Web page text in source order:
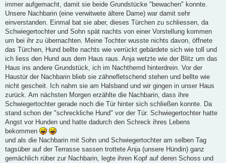
immer aufgemacht, damit sie beide Grundstücke "bewachen" konnte.
Unsere Nachbarin (eine verwitwete ältere Dame) war damit sehr
einverstanden. Einmal bat sie aber, dieses Türchen zu schliessen, da
Schwiegertochter und Sohn spät nachts von einer Vorstellung kommen
um bei ihr zu übernachten. Meine Tochter wusste nichts davon, öffnete
das Türchen, Hund bellte nachts wie verrückt gebärdete sich wie toll und
ich liess den Hund aus dem Haus raus. Anja wetzte wie der Blitz um das
Haus ins andere Grundstück, ich im Nachthemd hinterdrein. Vor der
Haustür der Nachbarin blieb sie zähnefletschend stehen und bellte wie
nicht gescheit. Ich nahm sie am Halsband und wir gingen in unser Haus
zurück. Am nächsten Morgen erzählte die Nachbarin, dass ihre
Schwiegertochter gerade noch die Tür hinter sich schließen konnte. Da
stand schon der "schreckliche Hund" vor der Tür. Schwiegertochter hatte
Angst vor Hunden und hatte dadurch den Schreck ihres Lebens
bekommen
und als die Nachbarin mit Sohn und Schwiegertochter am selben Tag
tagsüber auf der Terrasse sassen trottete Anja (unsere Hündin) ganz
gemächlich rüber zur Nachbarin, legte ihren Kopf auf deren Schoss und